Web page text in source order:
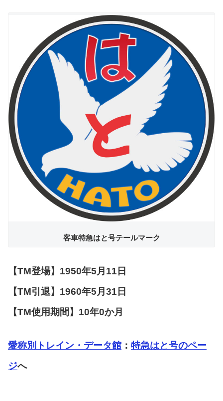
客車特急はと号テールマーク
【TM登場】1950年5月11日
【TM引退】1960年5月31日
【TM使用期間】10年0か月
愛称別トレイン・データ館 ： 特急はと号のペー
ジへ